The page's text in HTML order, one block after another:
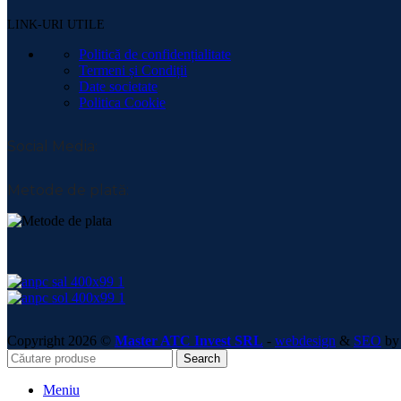
LINK-URI UTILE
Politică de confidențialitate
Termeni și Condiții
Date societate
Politica Cookie
Social Media:
Metode de plată:
Copyright 2026 © Master ATC Invest SRL - webdesign & SEO by
Search
Meniu